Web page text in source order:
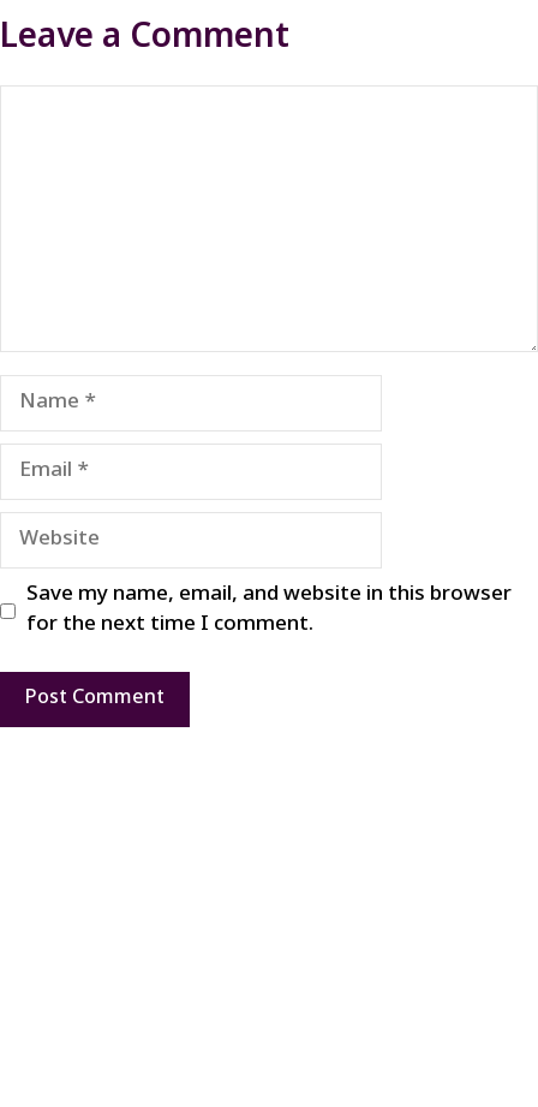
Leave a Comment
Name
Email
Website
Save my name, email, and website in this browser
for the next time I comment.